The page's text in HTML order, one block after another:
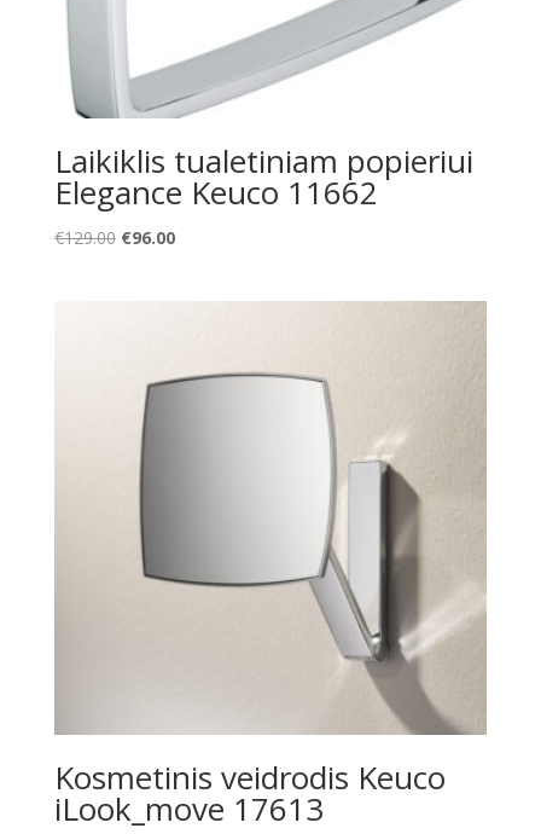
Laikiklis tualetiniam popieriui
Elegance Keuco 11662
€129.00 Original
€96.00Current
Kosmetinis veidrodis Keuco
iLook_move 17613